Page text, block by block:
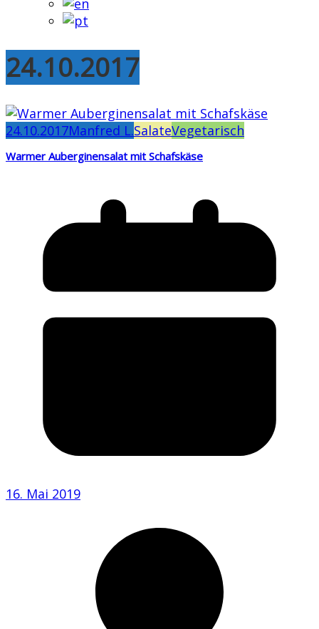
24.10.2017
24.10.2017Manfred L.SalateVegetarisch
Warmer Auberginensalat mit Schafskäse
16. Mai 2019